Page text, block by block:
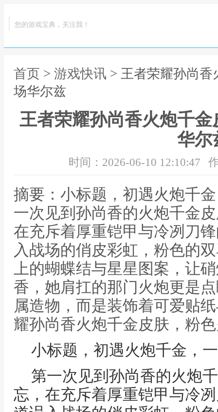
您的游戏宝典，关注我！
首页 > 游戏快讯 > 王者荣耀孙尚
场华尔兹
王者荣耀孙尚香火炮千
华尔
时间：2026-06-10 12:10:47
摘要：小标题，初遇火炮千
一次见到孙尚香的火炮千金
在充斥着厚重铠甲与冷冽刀
入战场的俏皮彩虹，粉色的
上的蝴蝶结与星星图案，让
香，她肩扛的那门火炮更是
属造物，而是装饰着可爱贴
耀孙尚香火炮千金皮肤，粉
小标题，初遇火炮千金，
第一次见到孙尚香的火炮
忘，在充斥着厚重铠甲与冷